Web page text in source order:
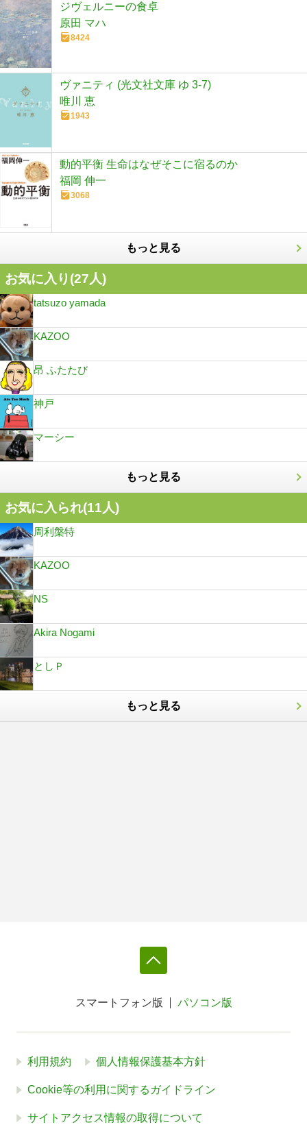
ジヴェルニーの食卓
原田 マハ
8424
ヴァニティ (光文社文庫 ゆ 3-7)
唯川 恵
1943
動的平衡 生命はなぜそこに宿るのか
福岡 伸一
3068
もっと見る
お気に入り(27人)
tatsuzo yamada
KAZOO
昂 ふたたび
神戸
マーシー
もっと見る
お気に入られ(11人)
周利槃特
KAZOO
NS
Akira Nogami
としＰ
もっと見る
スマートフォン版 パソコン版
利用規約 個人情報保護基本方針
Cookie等の利用に関するガイドライン
サイトアクセス情報の取得について